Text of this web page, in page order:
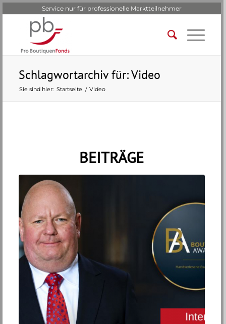
Service nur für professionelle Marktteilnehmer
Schlagwortarchiv für: Video
Sie sind hier: Startseite / Video
BEITRÄGE